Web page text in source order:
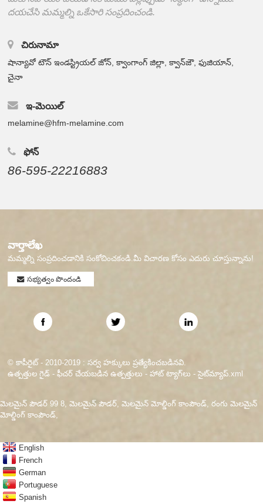
దయచేసి మమ్మల్ని ఒకేసారి సంప్రదించండి.
చిరునామా
షాన్యావో టౌన్ ఇండస్ట్రియల్ జోన్, క్వాంగాంగ్ జిల్లా, క్వాన్‌జౌ, ఫుజియాన్,
చైనా
ఇ-మెయిల్
melamine@hfm-melamine.com
ఫోన్
86-595-22216883
వార్తాలేఖ
మమ్మల్ని సంప్రదించడానికి సంకోచించకండి.మీ విచారణ కోసం ఎదురు చూస్తున్నాను!
సభ్యత్వం పొందండి
© కాపీరైట్ - 2010-2019 : సర్వ హక్కులు ప్రత్యేకించబడినవి.
ఉత్పత్తుల గైడ్ -ఫీచర్ చేయబడిన ఉత్పత్తులు -హాట్ ట్యాగ్‌లు -సైట్‌మ్యాప్.xml
మెలమైన్ పౌడర్ 99 8, మెలమైన్ పౌడర్, మెలమైన్ మోల్డింగ్ కాంపౌండ్, రంగు మెలమైన్
మోల్డింగ్ కాంపౌండ్,
English
French
German
Portuguese
Spanish